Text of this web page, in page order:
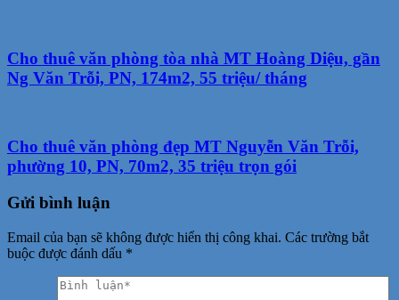
Cho thuê văn phòng tòa nhà MT Hoàng Diệu, gần
Ng Văn Trỗi, PN, 174m2, 55 triệu/ tháng
Cho thuê văn phòng đẹp MT Nguyễn Văn Trỗi,
phường 10, PN, 70m2, 35 triệu trọn gói
Gửi bình luận
Email của bạn sẽ không được hiển thị công khai. Các trường bắt
buộc được đánh dấu *